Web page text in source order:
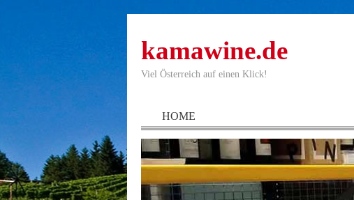
kamawine.de
Viel Österreich auf einen Klick!
HOME